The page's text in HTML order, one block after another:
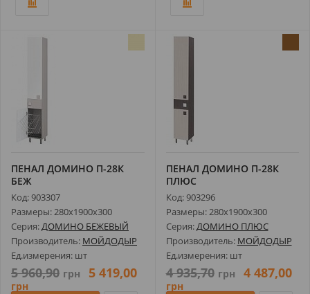
ПЕНАЛ ДОМИНО П-28К
БЕЖ
Код: 903307
Размеры: 280х1900х300
Серия:ДОМИНО БЕЖЕВЫЙ
Производитель: МОЙДОДЫР
Ед.измерения: шт
5 960,90 грн 5 419,00
грн
ПЕНАЛ ДОМИНО П-28К
ПЛЮС
Код: 903296
Размеры: 280х1900х300
Серия:ДОМИНО ПЛЮС
Производитель: МОЙДОДЫР
Ед.измерения: шт
4 935,70 грн 4 487,00
грн